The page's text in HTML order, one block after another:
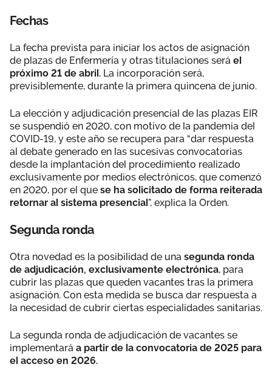
Fechas
La fecha prevista para iniciar los actos de asignación
de plazas de Enfermería y otras titulaciones será el
próximo 21 de abril. La incorporación será,
previsiblemente, durante la primera quincena de junio.
La elección y adjudicación presencial de las plazas EIR
se suspendió en 2020, con motivo de la pandemia del
COVID-19, y este año se recupera para “dar respuesta
al debate generado en las sucesivas convocatorias
desde la implantación del procedimiento realizado
exclusivamente por medios electrónicos, que comenzó
en 2020, por el que se ha solicitado de forma reiterada
retornar al sistema presencial”, explica la Orden.
Segunda ronda
Otra novedad es la posibilidad de una segunda ronda
de adjudicación, exclusivamente electrónica, para
cubrir las plazas que queden vacantes tras la primera
asignación. Con esta medida se busca dar respuesta a
la necesidad de cubrir ciertas especialidades sanitarias.
La segunda ronda de adjudicación de vacantes se
implementará a partir de la convocatoria de 2025 para
el acceso en 2026.